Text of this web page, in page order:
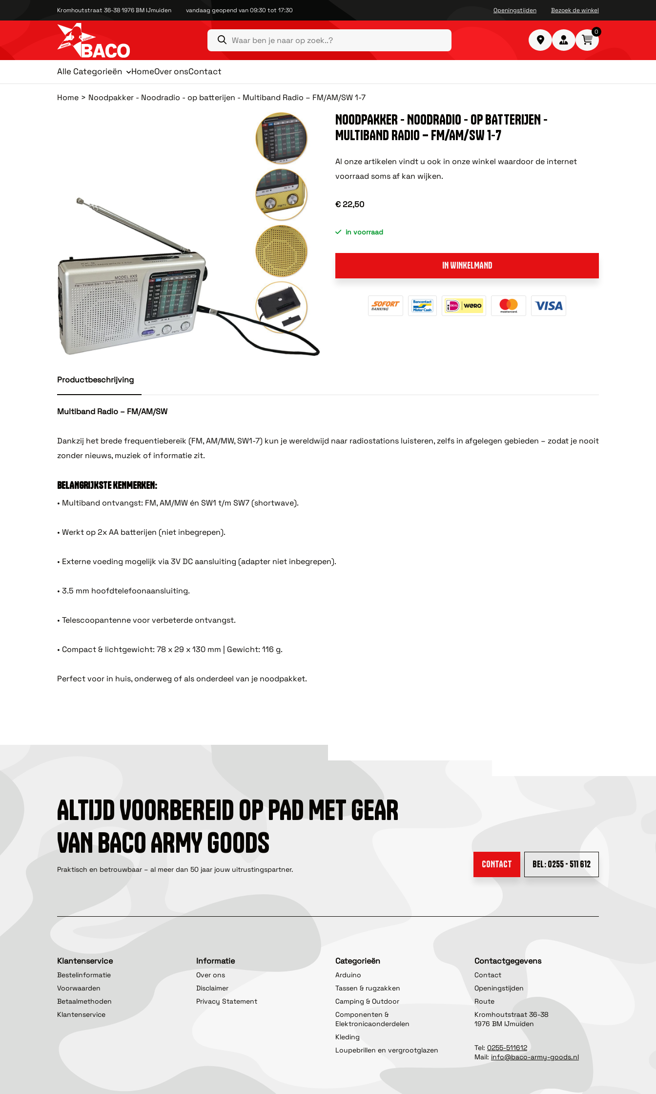
Kromhoutstraat 36-38 1976 BM IJmuiden vandaag geopend van 09:30 tot 17:30 Openingstijden Bezoek de winkel
0
Alle Categorieën HomeOver onsContact
Home Noodpakker - Noodradio - op batterijen - Multiband Radio – FM/AM/SW 1-7
NOODPAKKER - NOODRADIO - OP BATTERIJEN -
MULTIBAND RADIO – FM/AM/SW 1-7
Al onze artikelen vindt u ook in onze winkel waardoor de internet
voorraad soms af kan wijken.
€ 22,50
in voorraad
IN WINKELMAND
Productbeschrijving
Multiband Radio – FM/AM/SW
Dankzij het brede frequentiebereik (FM, AM/MW, SW1-7) kun je wereldwijd naar radiostations luisteren, zelfs in afgelegen gebieden – zodat je nooit
zonder nieuws, muziek of informatie zit.
BELANGRIJKSTE KENMERKEN:
• Multiband ontvangst: FM, AM/MW én SW1 t/m SW7 (shortwave).
• Werkt op 2x AA batterijen (niet inbegrepen).
• Externe voeding mogelijk via 3V DC aansluiting (adapter niet inbegrepen).
• 3.5 mm hoofdtelefoonaansluiting.
• Telescoopantenne voor verbeterde ontvangst.
• Compact & lichtgewicht: 78 x 29 x 130 mm | Gewicht: 116 g.
Perfect voor in huis, onderweg of als onderdeel van je noodpakket.
ALTIJD VOORBEREID OP PAD MET GEAR
VAN BACO ARMY GOODS
Praktisch en betrouwbaar – al meer dan 50 jaar jouw uitrustingspartner. CONTACT BEL: 0255 - 511 612
Klantenservice
Bestelinformatie
Voorwaarden
Betaalmethoden
Klantenservice
Informatie
Over ons
Disclaimer
Privacy Statement
Categorieën
Arduino
Tassen & rugzakken
Camping & Outdoor
Componenten &
Elektronicaonderdelen
Kleding
Loupebrillen en vergrootglazen
Contactgegevens
Contact
Openingstijden
Route
Kromhoutstraat 36-38
1976 BM IJmuiden
Tel: 0255-511612
Mail: info@baco-army-goods.nl